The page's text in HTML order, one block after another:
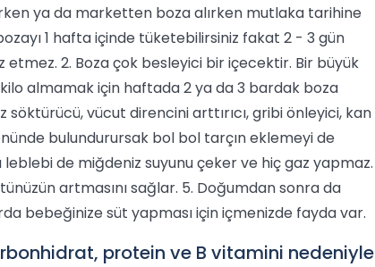
ya da marketten boza alırken mutlaka tarihine
1 hafta içinde tüketebilirsiniz fakat 2 - 3 gün
2. Boza çok besleyici bir içecektir. Bir büyük
almamak için haftada 2 ya da 3 bardak boza
söktürücü, vücut direncini arttırıcı, gribi önleyici, kan
bulundurursak bol bol tarçın eklemeyi de
leblebi de miğdeniz suyunu çeker ve hiç gaz yapmaz.
artmasını sağlar. 5. Doğumdan sonra da
bebeğinize süt yapması için içmenizde fayda var.
protein ve B vitamini nedeniyle